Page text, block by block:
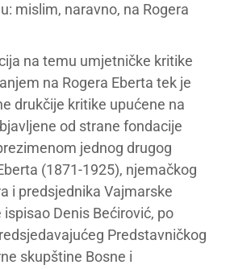
mislim, naravno, na Rogera
na temu umjetničke kritike
na Rogera Eberta tek je
drukčije kritike upućene na
od strane fondacije
jednog drugog
(1871-1925), njemačkog
i predsjednika Vajmarske
Denis Bećirović, po
Predstavničkog
skupštine Bosne i